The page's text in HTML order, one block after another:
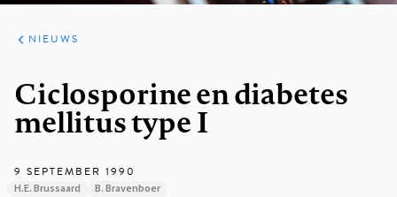
ARTIKELEN
HET
KORT
NIEUWS
Ciclosporine en diabetes
mellitus type I
9 SEPTEMBER 1990
H.E. Brussaard B. Bravenboer